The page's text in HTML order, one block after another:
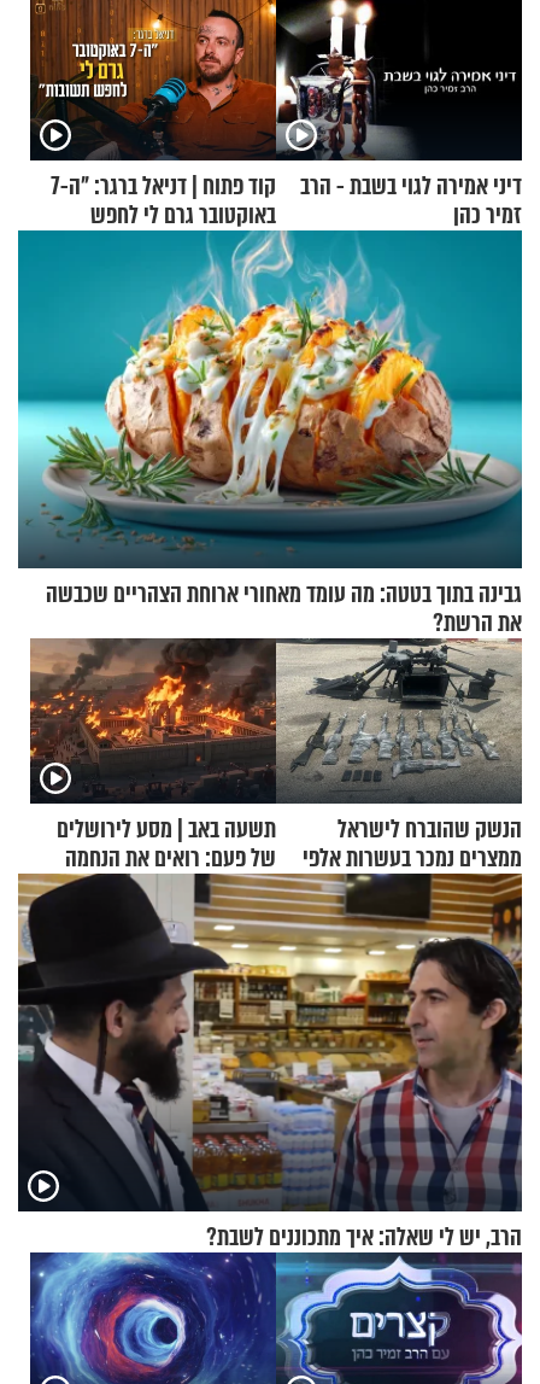
דיני אמירה לגוי בשבת - הרב
זמיר כהן
קוד פתוח | דניאל ברגר: "ה-7
באוקטובר גרם לי לחפש
תשובות"
גבינה בתוך בטטה: מה עומד מאחורי ארוחת הצהריים שכבשה
את הרשת?
הנשק שהוברח לישראל
ממצרים נמכר בעשרות אלפי
שקלים
תשעה באב | מסע לירושלים
של פעם: רואים את הנחמה
הרב, יש לי שאלה: איך מתכוננים לשבת?